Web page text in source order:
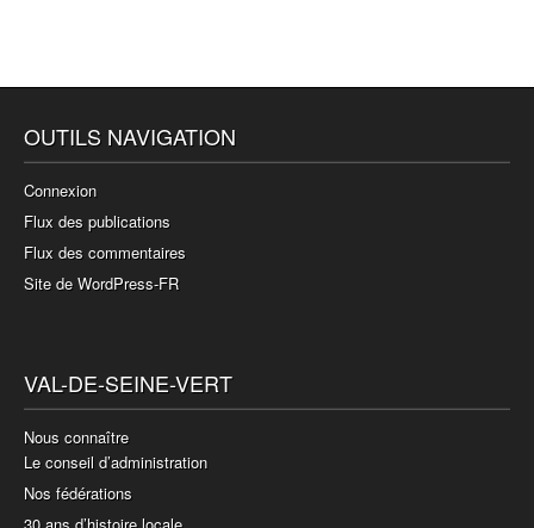
OUTILS NAVIGATION
Connexion
Flux des publications
Flux des commentaires
Site de WordPress-FR
VAL-DE-SEINE-VERT
Nous connaître
Le conseil d’administration
Nos fédérations